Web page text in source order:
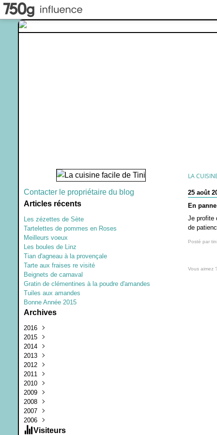
Contacter le propriétaire du blog
Articles récents
Les zézettes de Sète
Tartelettes de pommes en Roses
Meilleurs voeux
Les boules de Linz
Tian d'agneau à la provençale
Tarte aux fraises re visité
Beignets de carnaval
Gratin de clémentines à la poudre d'amandes
Tuiles aux amandes
Bonne Année 2015
Archives
2016
Juillet
Mars
Janvier
2015
Décembre
Septembre
Juin
Février
Janvier
2014
Décembre
Octobre
Février
2013
Août
Juin
Mars
Février
Janvier
2012
Décembre
Novembre
Août
Juillet
Juin
Mai(2)
Avril(4)
2011
Août
Juillet
2010
Juillet
Juin
Mai(1)
Avril
Mars(2)
2009
Décembre
Octobre
Septembre
Août(5)
2008
Décembre
Novembre
Octobre(7)
2007
Décembre
Novembre(12)
2006
Décembre(3)
Visiteurs
LA
25 août
En panne
Je profite
de
Posté par
Vous aimez ?